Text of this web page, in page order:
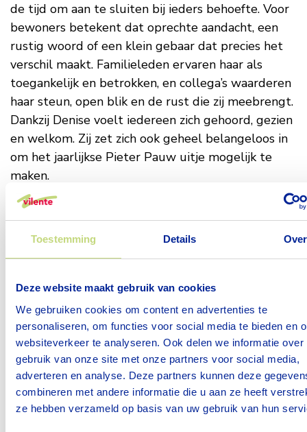
Toestemming Details Over
Deze website maakt gebruik van cookies
We gebruiken cookies om content en advertenties te
personaliseren, om functies voor social media te bieden en
websiteverkeer te analyseren. Ook delen we informatie over
gebruik van onze site met onze partners voor social media,
adverteren en analyse. Deze partners kunnen deze
combineren met andere informatie die u aan ze heeft
ze hebben verzameld op basis van uw gebruik van hun
de tijd om aan te sluiten bij ieders behoefte. Voor
bewoners betekent dat oprechte aandacht, een
rustig woord of een klein gebaar dat precies het
verschil maakt. Familieleden ervaren haar als
toegankelijk en betrokken, en collega’s waarderen
haar steun, open blik en de rust die zij meebrengt.
Dankzij Denise voelt iedereen zich gehoord, gezien
en welkom. Zij zet zich ook geheel belangeloos in
om het jaarlijkse Pieter Pauw uitje mogelijk te
maken.
Warme woorden
compleet verrast. Zonder iets in de gaten te
hun moeder, op wie ze is en wat ze iedere dag
doet. Zelfs hondje Teun verscheen vrolijk in beeld.
Het ontroerde Denise zichtbaar en zorgde voor
een warm, onvergetelijk moment waar zelfs het
team stil van werd.
Daarna werd ze feestelijk in het zonnetje gezet. Ze
werd toegesproken door het team met warme